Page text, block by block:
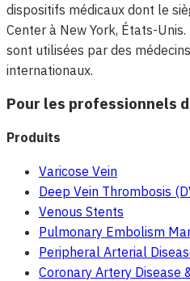
dispositifs médicaux dont le
Center à New York, États-
sont utilisées par des
internationaux.
Pour les professionnels
Produits
Varicose Vein
Deep Vein Thrombosis
Venous Stents
Pulmonary Embolism
Peripheral Arterial
Coronary Artery Disease